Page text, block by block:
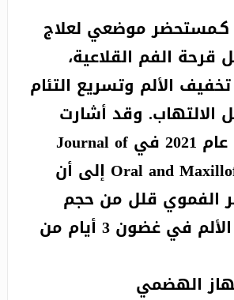
كـمستحضر موضعي لعلاج
قرحة الفم القلاعية،
الألم وتسريع التئام
الالتهاب. وقد أشارت
دراسة نُشرت عام 2021 في Journal of
Oral and Maxillofacial Surgery إلى أن
الفموي قلل من حجم
القرح وشدة الألم في غضون 3 أيام من
الهضمي